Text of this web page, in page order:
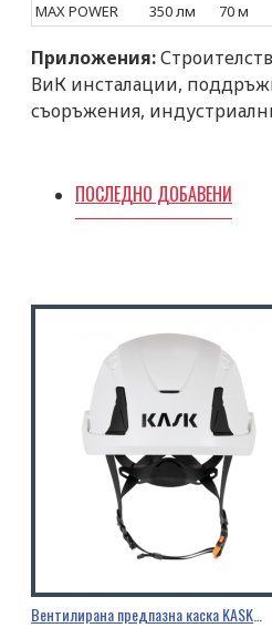
MAX POWER
350 лм 70 м
Приложения:
ВиК инсталации,
съоръжения,
ПОСЛЕДНО ДОБАВЕНИ
Вентилирана предпазна каска KASK PRIMERO AIR